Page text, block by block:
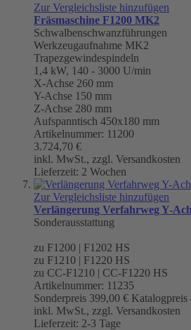
Zur Vergleichsliste hinzufügen
Fräsmaschine F1200 MK2
Schwalbenschwanzführungen
Werkzeugaufnahme MK2
Trapezgewindespindeln
1,4 kW, 140 - 3000 U/min
X-Achse 260 mm
Y-Achse 150 mm
Z-Achse 280 mm
Aufspanntisch 450x180 mm
Artikelnummer: 11200
3.724,70 €
inkl. MwSt., zzgl. Versandkosten
Lieferzeit: 2 Wochen
Zur Vergleichsliste hinzufügen
Verlängerung Verfahrweg Y-
Sonderausstattung
zu F1200 | F1202 HS
zu F1210 | F1220 HS
zu CC-F1210 | CC-F1220 HS
Artikelnummer: 11235
Sonderpreis 399,00 € Katalogpreis
inkl. MwSt., zzgl. Versandkosten
Lieferzeit: 2-3 Tage